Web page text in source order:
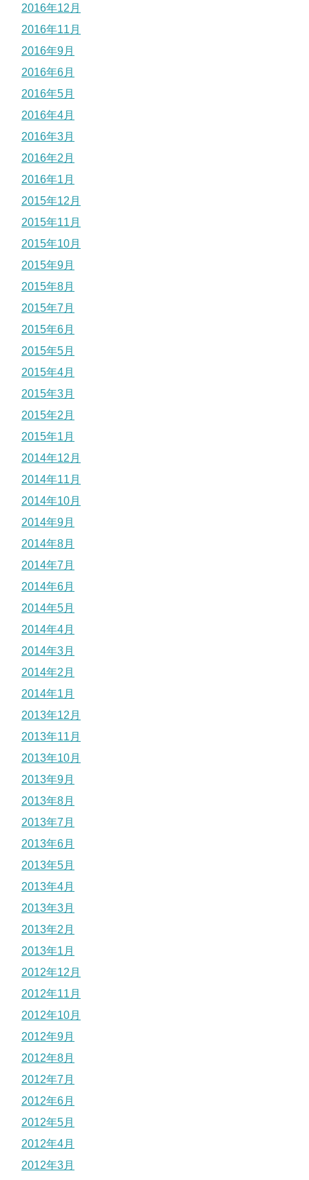
2016年12月
2016年11月
2016年9月
2016年6月
2016年5月
2016年4月
2016年3月
2016年2月
2016年1月
2015年12月
2015年11月
2015年10月
2015年9月
2015年8月
2015年7月
2015年6月
2015年5月
2015年4月
2015年3月
2015年2月
2015年1月
2014年12月
2014年11月
2014年10月
2014年9月
2014年8月
2014年7月
2014年6月
2014年5月
2014年4月
2014年3月
2014年2月
2014年1月
2013年12月
2013年11月
2013年10月
2013年9月
2013年8月
2013年7月
2013年6月
2013年5月
2013年4月
2013年3月
2013年2月
2013年1月
2012年12月
2012年11月
2012年10月
2012年9月
2012年8月
2012年7月
2012年6月
2012年5月
2012年4月
2012年3月